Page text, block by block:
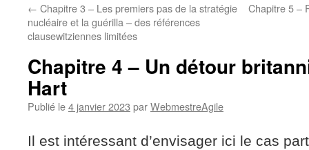
← Chapitre 3 – Les premiers pas de la stratégie
nucléaire et la guérilla – des références
clausewitziennes limitées
Chapitre 5 –
Chapitre 4 – Un détour
Hart
Publié le4 janvier 2023 parWebmestreAgile
Il est intéressant d’envisager ici le cas